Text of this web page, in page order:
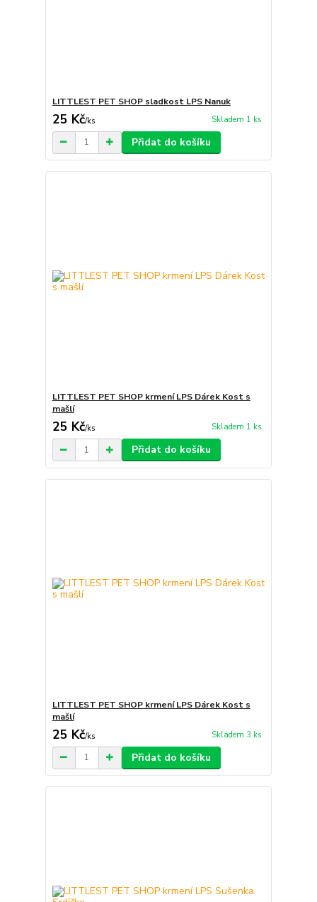
LITTLEST PET SHOP sladkost LPS Nanuk
25 Kč/ks Skladem 1 ks
Přidat do košíku
LITTLEST PET SHOP krmení LPS Dárek Kost s
mašlí
25 Kč/ks Skladem 1 ks
Přidat do košíku
LITTLEST PET SHOP krmení LPS Dárek Kost s
mašlí
25 Kč/ks Skladem 3 ks
Přidat do košíku